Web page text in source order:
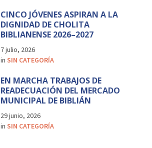
CINCO JÓVENES ASPIRAN A LA
DIGNIDAD DE CHOLITA
BIBLIANENSE 2026–2027
7 julio, 2026
in SIN CATEGORÍA
EN MARCHA TRABAJOS DE
READECUACIÓN DEL MERCADO
MUNICIPAL DE BIBLIÁN
29 junio, 2026
in SIN CATEGORÍA